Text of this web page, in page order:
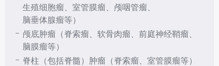
生殖细胞瘤、室管膜瘤、颅咽管瘤、
脑垂体腺瘤等）
颅底肿瘤（脊索瘤、软骨肉瘤、前庭神经鞘瘤、
脑膜瘤等）
脊柱（包括脊髓）肿瘤（脊索瘤、室管膜瘤等）